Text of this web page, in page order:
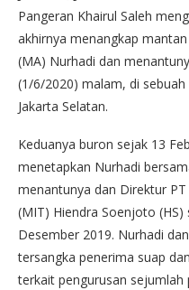
Pangeran Khairul Saleh
akhirnya menangkap
(MA) Nurhadi dan
(1/6/2020) malam, di
Jakarta Selatan.
Keduanya buron sejak 13
menetapkan Nurhadi
menantunya dan Direktur
(MIT) Hiendra Soenjoto
Desember 2019. Nurhadi
tersangka penerima suap
terkait pengurusan sejumlah